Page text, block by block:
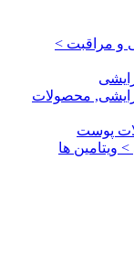
و مراقبت >
محصولات
پوست
ویتامین ها